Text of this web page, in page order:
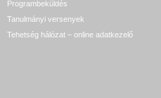
Programbeküldés
Tanulmányi versenyek
Tehetség hálózat – online adatkezelő